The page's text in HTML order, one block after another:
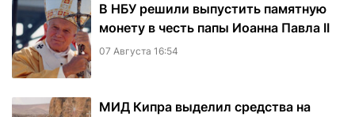
В НБУ решили выпустить памятную
монету в честь папы Иоанна Павла II
07 Августа 16:54
МИД Кипра выделил средства на